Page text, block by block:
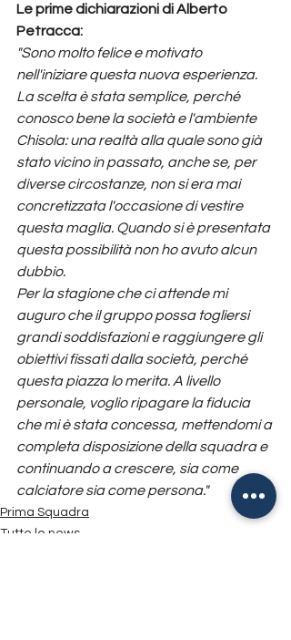
Le prime dichiarazioni di Alberto
Petracca:
"Sono molto felice e motivato
nell'iniziare questa nuova esperienza.
La scelta è stata semplice, perché
conosco bene la società e l'ambiente
Chisola: una realtà alla quale sono già
stato vicino in passato, anche se, per
diverse circostanze, non si era mai
concretizzata l'occasione di vestire
questa maglia. Quando si è presentata
questa possibilità non ho avuto alcun
dubbio.
Per la stagione che ci attende mi
auguro che il gruppo possa togliersi
grandi soddisfazioni e raggiungere gli
obiettivi fissati dalla società, perché
questa piazza lo merita. A livello
personale, voglio ripagare la fiducia
che mi è stata concessa, mettendomi a
completa disposizione della squadra e
continuando a crescere, sia come
calciatore sia come persona."
Prima Squadra
Tutte le news